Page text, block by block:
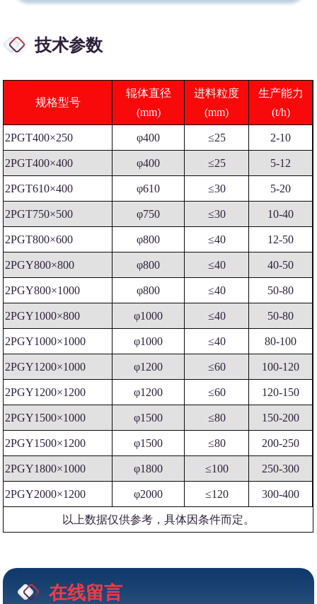
技术参数
规格型号
辊体直径
(mm)
进料粒度
(mm)
生产能力
(t/h)
2PGT400×250 φ400 ≤25 2-10
2PGT400×400 φ400 ≤25 5-12
2PGT610×400 φ610 ≤30 5-20
2PGT750×500 φ750 ≤30 10-40
2PGT800×600 φ800 ≤40 12-50
2PGY800×800 φ800 ≤40 40-50
2PGY800×1000 φ800 ≤40 50-80
2PGY1000×800 φ1000 ≤40 50-80
2PGY1000×1000 φ1000 ≤40 80-100
2PGY1200×1000 φ1200 ≤60 100-120
2PGY1200×1200 φ1200 ≤60 120-150
2PGY1500×1000 φ1500 ≤80 150-200
2PGY1500×1200 φ1500 ≤80 200-250
2PGY1800×1000 φ1800 ≤100 250-300
2PGY2000×1200 φ2000 ≤120 300-400
以上数据仅供参考，具体因条件而定。
在线留言